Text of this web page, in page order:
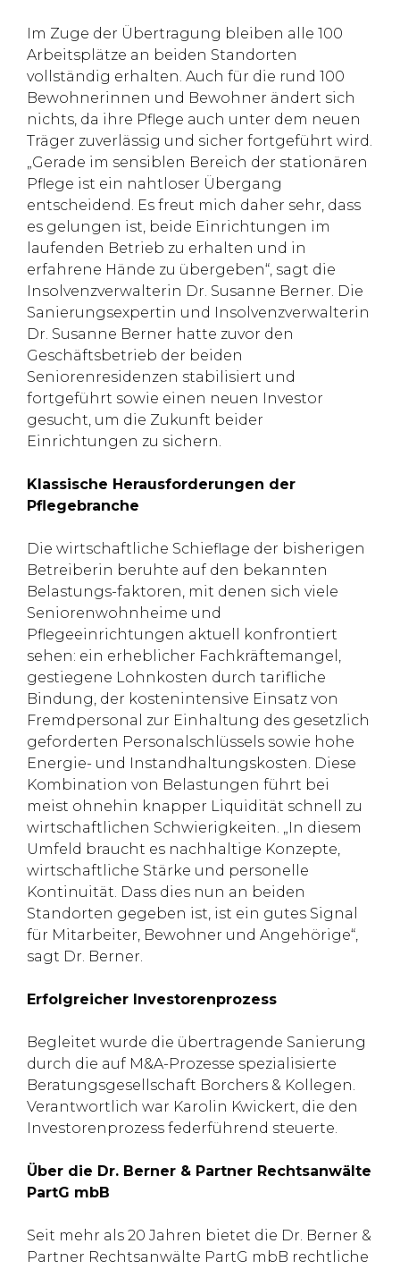
Im Zuge der Übertragung bleiben alle 100
Arbeitsplätze an beiden Standorten
vollständig erhalten. Auch für die rund 100
Bewohnerinnen und Bewohner ändert sich
nichts, da ihre Pflege auch unter dem neuen
Träger zuverlässig und sicher fortgeführt wird.
„Gerade im sensiblen Bereich der stationären
Pflege ist ein nahtloser Übergang
entscheidend. Es freut mich daher sehr, dass
es gelungen ist, beide Einrichtungen im
laufenden Betrieb zu erhalten und in
erfahrene Hände zu übergeben“, sagt die
Insolvenzverwalterin Dr. Susanne Berner. Die
Sanierungsexpertin und Insolvenzverwalterin
Dr. Susanne Berner hatte zuvor den
Geschäftsbetrieb der beiden
Seniorenresidenzen stabilisiert und
fortgeführt sowie einen neuen Investor
gesucht, um die Zukunft beider
Einrichtungen zu sichern.
Klassische Herausforderungen der
Pflegebranche
Die wirtschaftliche Schieflage der bisherigen
Betreiberin beruhte auf den bekannten
Belastungs-faktoren, mit denen sich viele
Seniorenwohnheime und
Pflegeeinrichtungen aktuell konfrontiert
sehen: ein erheblicher Fachkräftemangel,
gestiegene Lohnkosten durch tarifliche
Bindung, der kostenintensive Einsatz von
Fremdpersonal zur Einhaltung des gesetzlich
geforderten Personalschlüssels sowie hohe
Energie- und Instandhaltungskosten. Diese
Kombination von Belastungen führt bei
meist ohnehin knapper Liquidität schnell zu
wirtschaftlichen Schwierigkeiten. „In diesem
Umfeld braucht es nachhaltige Konzepte,
wirtschaftliche Stärke und personelle
Kontinuität. Dass dies nun an beiden
Standorten gegeben ist, ist ein gutes Signal
für Mitarbeiter, Bewohner und Angehörige“,
sagt Dr. Berner.
Erfolgreicher Investorenprozess
Begleitet wurde die übertragende Sanierung
durch die auf M&A-Prozesse spezialisierte
Beratungsgesellschaft Borchers & Kollegen.
Verantwortlich war Karolin Kwickert, die den
Investorenprozess federführend steuerte.
Über die Dr. Berner & Partner Rechtsanwälte
PartG mbB
Seit mehr als 20 Jahren bietet die Dr. Berner &
Partner Rechtsanwälte PartG mbB rechtliche